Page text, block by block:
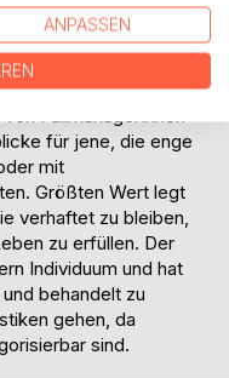
Management am
will Einblicke
II angewandt wird bzw.
es sich um eine
FallmanagerInnen
für jene, die enge
mit
Größten Wert legt
verhaftet zu bleiben,
zu erfüllen. Der
Individuum und hat
behandelt zu
gehen, da
sind.
ANPASSEN